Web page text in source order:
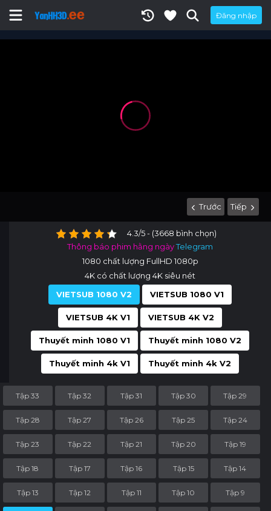
Đăng nhập
Trước Tiếp
4.3/5 - (3668 bình chọn)
Thông báo phim hằng ngàyTelegram
1080 chất lượng FullHD 1080p
4K có chất lượng 4K siêu nét
VIETSUB 1080 V2
VIETSUB 1080 V1
VIETSUB 4K V1 VIETSUB 4K V2
Thuyết minh 1080 V1 Thuyết minh 1080 V2
Thuyết minh 4k V1 Thuyết minh 4k V2
Tập 33 Tập 32 Tập 31 Tập 30 Tập 29
Tập 28 Tập 27 Tập 26 Tập 25 Tập 24
Tập 23 Tập 22 Tập 21 Tập 20 Tập 19
Tập 18 Tập 17 Tập 16 Tập 15 Tập 14
Tập 13 Tập 12 Tập 11 Tập 10 Tập 9